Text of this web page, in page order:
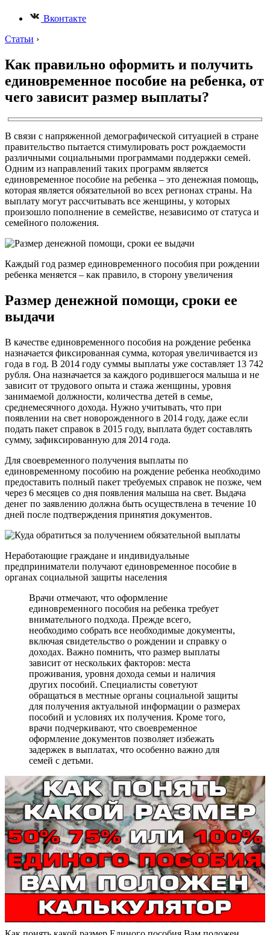
Вконтакте
Статьи ›
Как правильно оформить и получить
единовременное пособие на ребенка, от
чего зависит размер выплаты?
В связи с напряженной демографической ситуацией в стране
правительство пытается стимулировать рост рождаемости
различными социальными программами поддержки семей.
Одним из направлений таких программ является
единовременное пособие на ребенка – это денежная помощь,
которая является обязательной во всех регионах страны. На
выплату могут рассчитывать все женщины, у которых
произошло пополнение в семействе, независимо от статуса и
семейного положения.
Каждый год размер единовременного пособия при рождении
ребенка меняется – как правило, в сторону увеличения
Размер денежной помощи, сроки ее
выдачи
В качестве единовременного пособия на рождение ребенка
назначается фиксированная сумма, которая увеличивается из
года в год. В 2014 году суммы выплаты уже составляет 13 742
рубля. Она назначается за каждого родившегося малыша и не
зависит от трудового опыта и стажа женщины, уровня
занимаемой должности, количества детей в семье,
среднемесячного дохода. Нужно учитывать, что при
появлении на свет новорожденного в 2014 году, даже если
подать пакет справок в 2015 году, выплата будет составлять
сумму, зафиксированную для 2014 года.
Для своевременного получения выплаты по
единовременному пособию на рождение ребенка необходимо
предоставить полный пакет требуемых справок не позже, чем
через 6 месяцев со дня появления малыша на свет. Выдача
денег по заявлению должна быть осуществлена в течение 10
дней после подтверждения принятия документов.
Неработающие граждане и индивидуальные
предприниматели получают единовременное пособие в
органах социальной защиты населения
Врачи отмечают, что оформление
единовременного пособия на ребенка требует
внимательного подхода. Прежде всего,
необходимо собрать все необходимые документы,
включая свидетельство о рождении и справку о
доходах. Важно помнить, что размер выплаты
зависит от нескольких факторов: места
проживания, уровня дохода семьи и наличия
других пособий. Специалисты советуют
обращаться в местные органы социальной защиты
для получения актуальной информации о размерах
пособий и условиях их получения. Кроме того,
врачи подчеркивают, что своевременное
оформление документов позволяет избежать
задержек в выплатах, что особенно важно для
семей с детьми.